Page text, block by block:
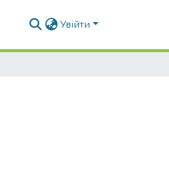
Увійти